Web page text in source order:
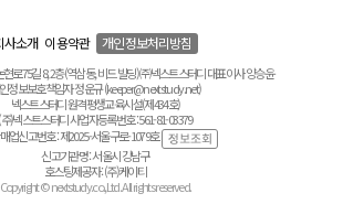
사소개 이용약관 개인정보처리방침
로75길 8, 2층(역삼동, 비드 빌딩) ㈜넥스트스터디 대표이사 양승윤
정보보호책임자 정운규 (keeper@nextstudy.net)
넥스트스터디 원격평생교육시설(제434호)
(주)넥스트스터디 사업자등록번호 : 561-81-03379
업신고번호 : 제2025-서울구로-1079호
신고기관명 : 서울시 강남구
호스팅제공자 : (주)케이티
Copyright © nextstudy.co.,Ltd. All rights reserved.